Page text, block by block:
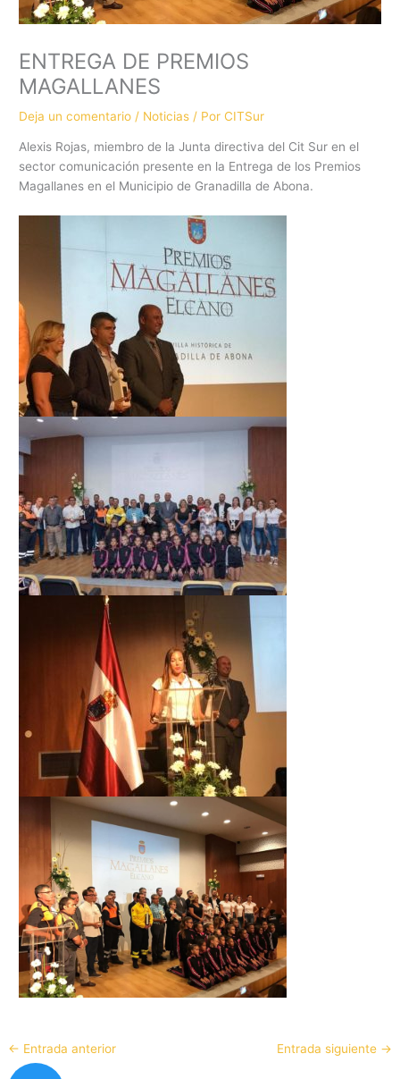
ENTREGA DE PREMIOS
MAGALLANES
Deja un comentario / Noticias / PorCITSur
Alexis Rojas, miembro de la Junta directiva del Cit Sur en el
sector comunicación presente en la Entrega de los Premios
Magallanes en el Municipio de Granadilla de Abona.
← Entrada anterior Entrada siguiente →